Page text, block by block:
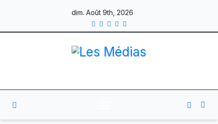
dim. Août 9th, 2026